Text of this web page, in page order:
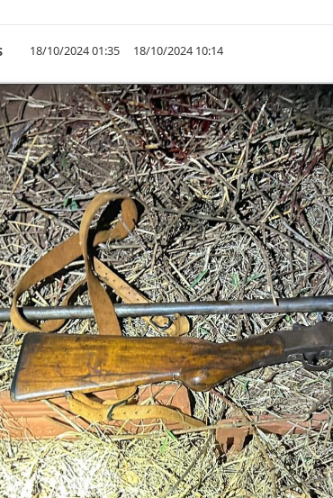
18/10/2024 01:35 18/10/2024 10:14